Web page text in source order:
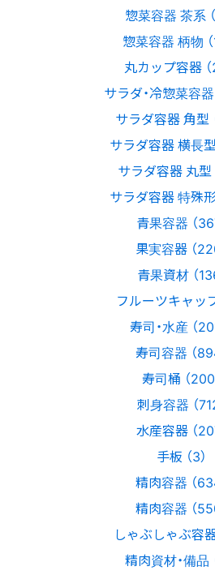
惣菜容器 茶系
惣菜容器 柄物 （
丸カップ容器 （
サラダ・冷惣菜容器
サラダ容器 角型
サラダ容器 横長型
サラダ容器 丸型
サラダ容器 特殊形
青果容器 （
果実容器 （
青果資材 （
フルーツキャップ
寿司・水産 （
寿司容器 （
寿司桶 （200
刺身容器 （
水産容器 （
手板 （3）
精肉容器 （
精肉容器 （
しゃぶしゃぶ容器
精肉資材・備品